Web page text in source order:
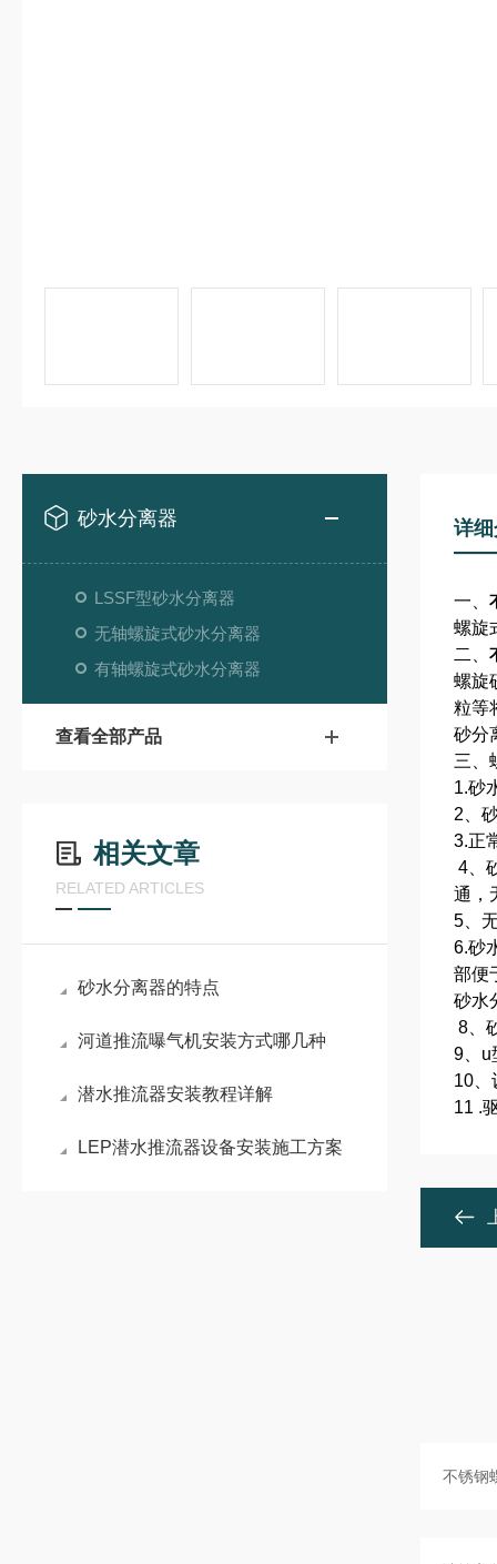
砂水分离器
LSSF型砂水分离器
无轴螺旋式砂水分离器
有轴螺旋式砂水分离器
查看全部产品
相关文章
RELATED ARTICLES
砂水分离器的特点
河道推流曝气机安装方式哪几种
潜水推流器安装教程详解
LEP潜水推流器设备安装施工方案
详
一、
螺旋
二、
螺旋
粒等
砂分
三、
1.砂
2、
3.正
4、
通，
5、
6.砂
部便
砂水
8、
9、u
10、
11 .